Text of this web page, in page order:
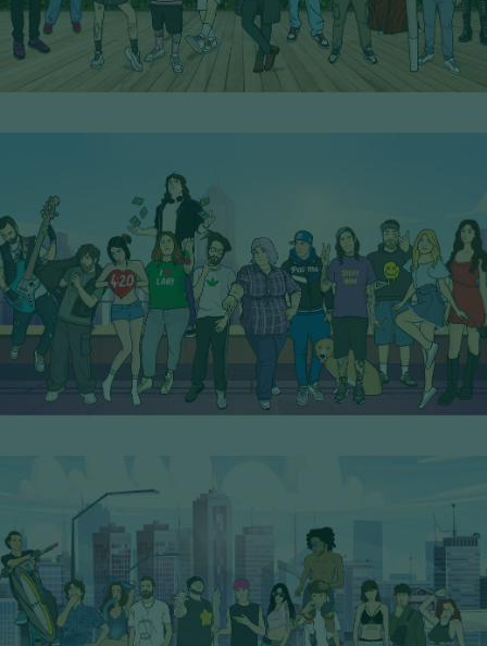
18° Serie - PoP Filters
SCOPRI I PERSONAGGI
19° Serie - PoP Filters
SCOPRI I PERSONAGGI